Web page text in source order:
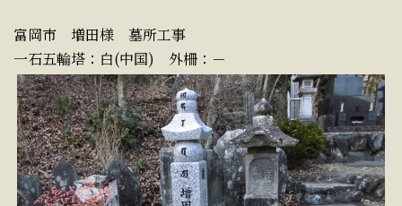
富岡市 増田様 墓所工事
一石五輪塔：白(中国) 外柵：－